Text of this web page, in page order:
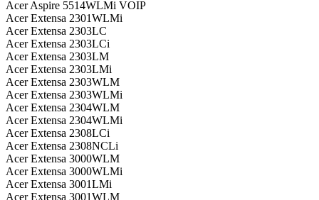
Acer Aspire 5514WLMi VOIP
Acer Extensa 2301WLMi
Acer Extensa 2303LC
Acer Extensa 2303LCi
Acer Extensa 2303LM
Acer Extensa 2303LMi
Acer Extensa 2303WLM
Acer Extensa 2303WLMi
Acer Extensa 2304WLM
Acer Extensa 2304WLMi
Acer Extensa 2308LCi
Acer Extensa 2308NCLi
Acer Extensa 3000WLM
Acer Extensa 3000WLMi
Acer Extensa 3001LMi
Acer Extensa 3001WLM